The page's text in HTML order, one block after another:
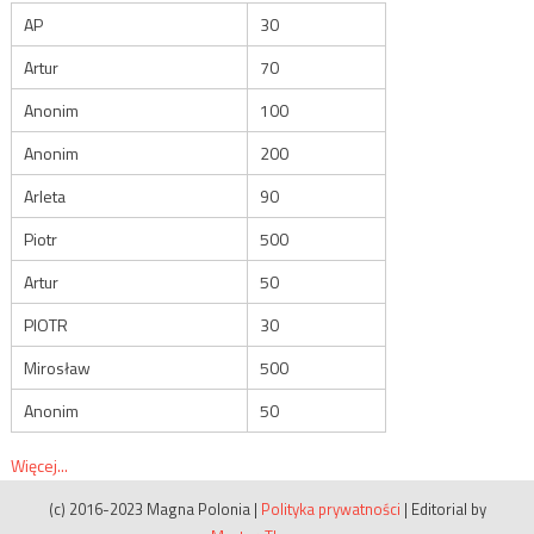
AP
30
Artur
70
Anonim
100
Anonim
200
Arleta
90
Piotr
500
Artur
50
PIOTR
30
Mirosław
500
Anonim
50
Więcej...
(c) 2016-2023 Magna Polonia | Polityka prywatności | Editorial by